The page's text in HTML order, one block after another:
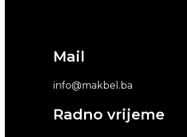
Mail
info@makbel.ba
Radno vrijeme